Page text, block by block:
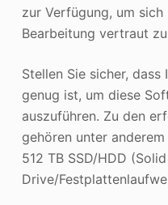
zur Verfügung, um
Bearbeitung vertraut
Stellen Sie sicher,
genug ist, um diese
auszuführen. Zu den
gehören unter
512 TB SSD/HDD
Drive/